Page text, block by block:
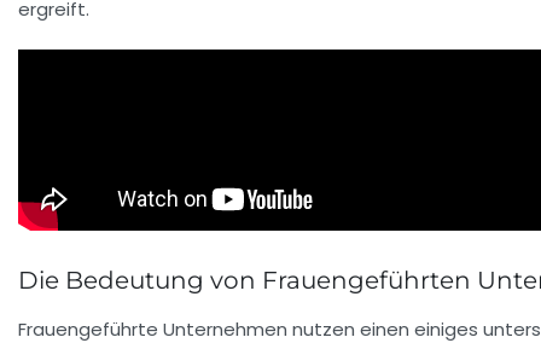
ergreift.
Die Bedeutung von Frauengeführten
Frauengeführte Unternehmen nutzen einen einiges